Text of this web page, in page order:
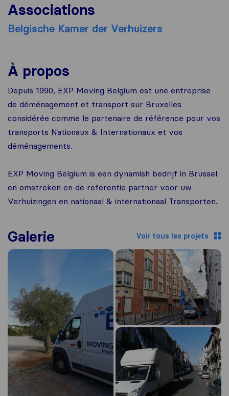
Associations
Belgische Kamer der Verhuizers
À propos
Depuis 1990, EXP Moving Belgium est une entreprise
de déménagement et transport sur Bruxelles
considérée comme le partenaire de référence pour vos
transports Nationaux & Internationaux et vos
déménagements.
EXP Moving Belgium is een dynamish bedrijf in Brussel
en omstreken en de referentie partner voor uw
Verhuizingen en nationaal & internationaal Transporten.
Galerie Voir tous les projets